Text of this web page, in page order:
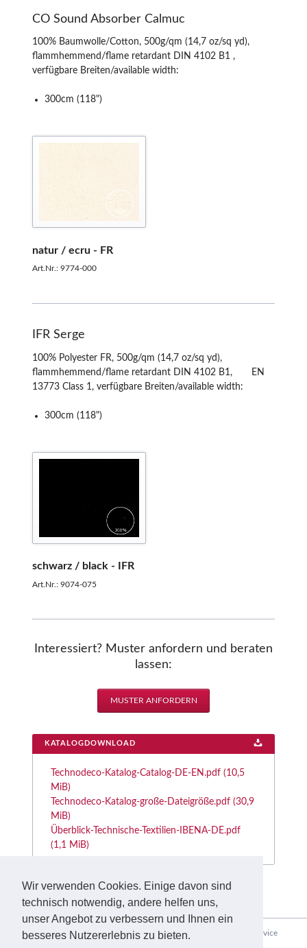
Wir verwenden Cookies. Einige davon sind
technisch notwendig, andere helfen uns,
unser Angebot zu verbessern und Ihnen ein
besseres Nutzererlebnis zu bieten.
CO Sound Absorber Calmuc
100% Baumwolle/Cotton, 500g/qm (14,7 oz/sq yd),
flammhemmend/flame retardant DIN 4102 B1 ,
verfügbare Breiten/available width:
300cm (118")
natur / ecru - FR
Art.Nr.: 9774-000
IFR Serge
100% Polyester FR, 500g/qm (14,7 oz/sq yd),
flammhemmend/flame retardant DIN 4102 B1, EN
13773 Class 1, verfügbare Breiten/available width:
300cm (118")
schwarz / black - IFR
Art.Nr.: 9074-075
Interessiert? Muster anfordern und beraten
lassen:
MUSTER ANFORDERN
KATALOGDOWNLOAD
Technodeco-Katalog-Catalog-DE-EN.pdf(10,5
MiB)
Technodeco-Katalog-große-Dateigröße.pdf(30,9
MiB)
Überblick-Technische-Textilien-IBENA-DE.pdf
(1,1 MiB)
überspringen
Home Unternehmen Einsatzbereiche Service